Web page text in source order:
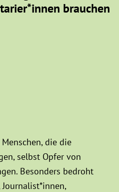
brauchen
die die
selbst Opfer von
Besonders bedroht